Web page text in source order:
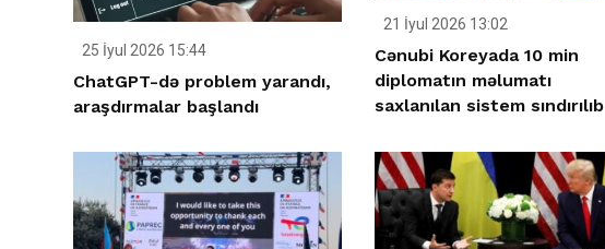
25 İyul 2026 15:44
ChatGPT-də problem yarandı,
araşdırmalar başlandı
21 İyul 2026 13:02
Cənubi Koreyada 10 min
diplomatın məlumatı
saxlanılan sistem sındırılıb